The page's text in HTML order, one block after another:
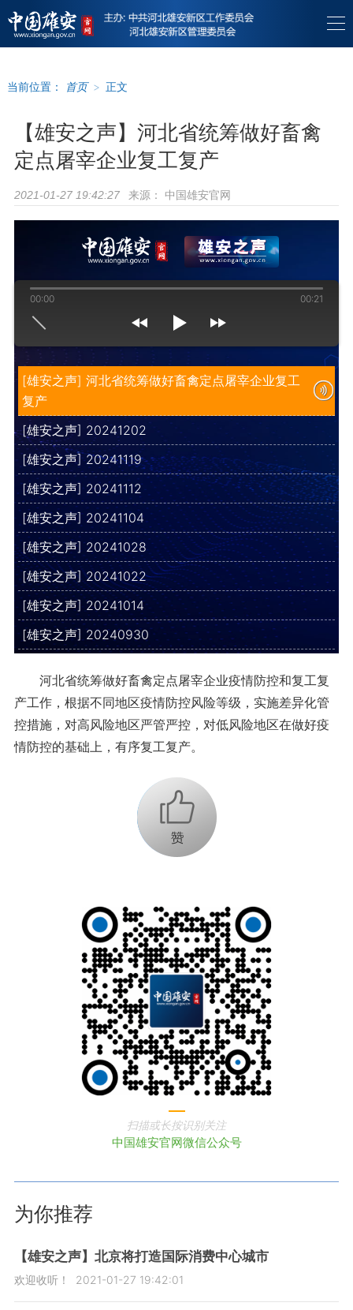
当前位置： 首页 > 正文
【雄安之声】河北省统筹做好畜禽
定点屠宰企业复工复产
2021-01-27 19:42:27 来源： 中国雄安官网
[雄安之声] 河北省统筹做好畜禽定点屠宰企业复工
复产
[雄安之声] 20241202
[雄安之声] 20241119
[雄安之声] 20241112
[雄安之声] 20241104
[雄安之声] 20241028
[雄安之声] 20241022
[雄安之声] 20241014
[雄安之声] 20240930
00:00 00:21
河北省统筹做好畜禽定点屠宰企业疫情防控和复工复
产工作，根据不同地区疫情防控风险等级，实施差异化管
控措施，对高风险地区严管严控，对低风险地区在做好疫
情防控的基础上，有序复工复产。
+1
扫描或长按识别关注
中国雄安官网微信公众号
为你推荐
【雄安之声】北京将打造国际消费中心城市
欢迎收听！ 2021-01-27 19:42:01